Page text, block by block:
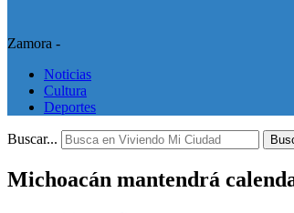
Zamora -
Noticias
Cultura
Deportes
Buscar...
Michoacán mantendrá